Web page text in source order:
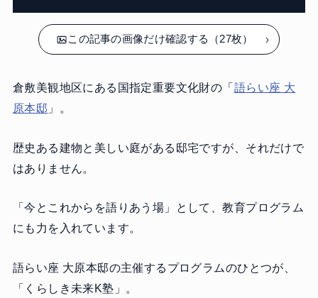
この記事の画像だけ確認する（27枚）
倉敷美観地区にある国指定重要文化財の「 語らい座 大
原本邸 」。
歴史ある建物と美しい庭がある邸宅ですが、それだけで
はありません。
「今とこれからを語りあう場」として、教育プログラム
にも力を入れています。
語らい座 大原本邸の主催するプログラムのひとつが、
「くらしき未来K塾」。